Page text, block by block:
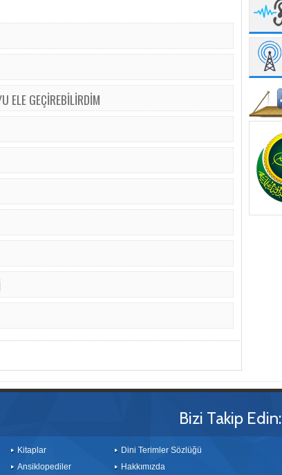
ELE GEÇİREBİLİRDİM
Bizi Takip Edin:
Kitaplar
Ansiklopediler
Dini Terimler Sözlüğü
Hakkımızda